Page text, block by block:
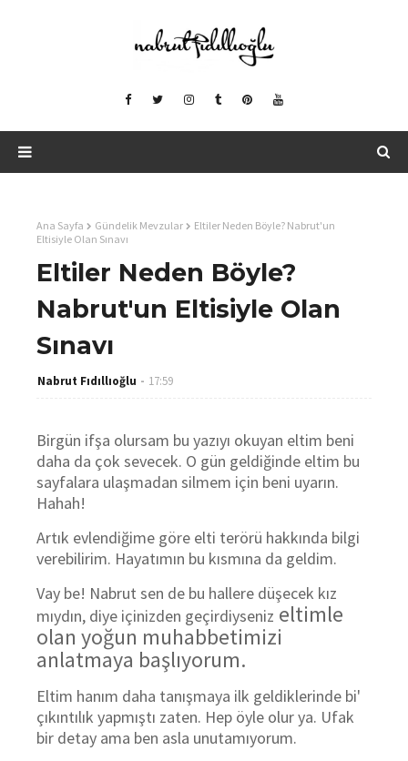
Ana Sayfa Gündelik Mevzular
Eltiler Neden Böyle? Nabrut'un
Eltisiyle Olan Sınavı
Eltiler Neden Böyle?
Nabrut'un Eltisiyle Olan
Sınavı
Nabrut Fıdıllıoğlu 17:59
Birgün ifşa olursam bu yazıyı okuyan eltim beni
daha da çok sevecek. O gün geldiğinde eltim bu
sayfalara ulaşmadan silmem için beni uyarın.
Hahah!
Artık evlendiğime göre elti terörü hakkında bilgi
verebilirim. Hayatımın bu kısmına da geldim.
Vay be! Nabrut sen de bu hallere düşecek kız
mıydın, diye içinizden geçirdiyseniz eltimle
olan yoğun muhabbetimizi
anlatmaya başlıyorum.
Eltim hanım daha tanışmaya ilk geldiklerinde bi'
çıkıntılık yapmıştı zaten. Hep öyle olur ya. Ufak
bir detay ama ben asla unutamıyorum.